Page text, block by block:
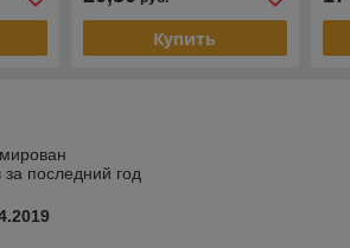
Купить
последний год